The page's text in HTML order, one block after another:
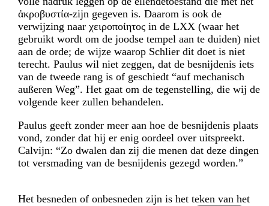
ἀκροβυστία-zijn gegeven is. Daarom is ook de
verwijzing naar χειροποίητος in de LXX (waar het
gebruikt wordt om de joodse tempel aan te duiden) niet
aan de orde; de wijze waarop Schlier dit doet is niet
terecht. Paulus wil niet zeggen, dat de besnijdenis iets
van de tweede rang is of geschiedt “auf mechanisch
außeren Weg”. Het gaat om de tegenstelling, die wij de
volgende keer zullen behandelen.
Paulus geeft zonder meer aan hoe de besnijdenis plaats
vond, zonder dat hij er enig oordeel over uitspreekt.
Calvijn: “Zo dwalen dan zij die menen dat deze dingen
tot versmading van de besnijdenis gezegd worden.”
Het besneden of onbesneden zijn is het teken van het